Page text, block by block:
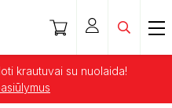
krautuvai su nuolaida!